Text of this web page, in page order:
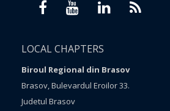
LOCAL CHAPTERS
Biroul Regional din Brasov
Brasov, Bulevardul Eroilor 33.
Judetul Brasov